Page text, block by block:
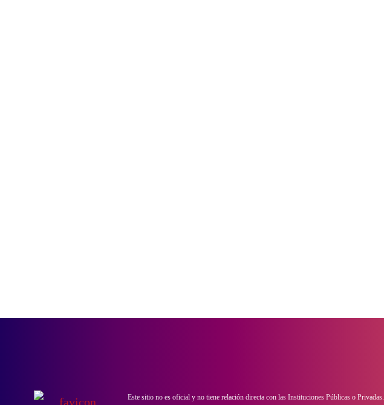
Este sitio no es oficial y no tiene relación directa con las Instituciones Públicas o Privadas.